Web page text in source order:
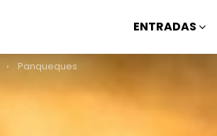
ENTRADAS
Panqueques